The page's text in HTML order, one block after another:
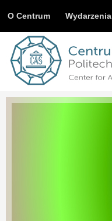
O Centrum Wydarzenia